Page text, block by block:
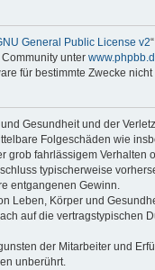
General Public License v2
unter
für bestimmte Zwecke
Gesundheit und der
Folgeschäden wie
fahrlässigem
typischerweise
entgangenen Gewinn.
Leben, Körper und
auf die
der Mitarbeiter und
unberührt.